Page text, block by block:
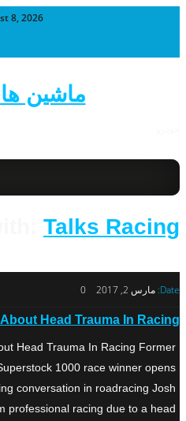
8, 2026
ماشین
Talks Racing
Date: مارس 2, 2017 0
Head Trauma In Racing
Head Trauma In Racing Former
1000 race winner opens
conversation in roadracing Josh
professional racing due to a head